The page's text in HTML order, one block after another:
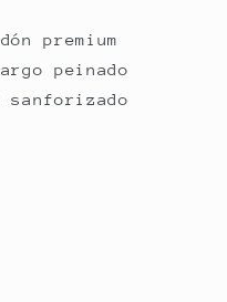
premium
peinado
sanforizado